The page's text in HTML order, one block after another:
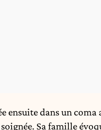
ensuite dans un
Sa famille